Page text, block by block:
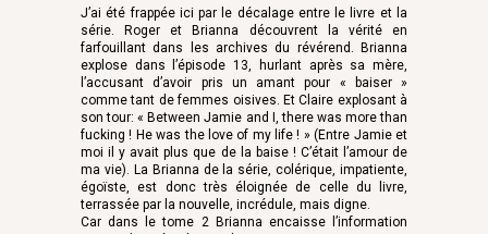
J’ai été frappée ici par le décalage entre le livre et la
série. Roger et Brianna découvrent la vérité en
farfouillant dans les archives du révérend. Brianna
explose dans l’épisode 13, hurlant après sa mère,
l’accusant d’avoir pris un amant pour « baiser »
comme tant de femmes oisives. Et Claire explosant à
son tour: « Between Jamie and I, there was more than
fucking ! He was the love of my life ! » (Entre Jamie et
moi il y avait plus que de la baise ! C’était l’amour de
ma vie). La Brianna de la série, colérique, impatiente,
égoïste, est donc très éloignée de celle du livre,
terrassée par la nouvelle, incrédule, mais digne.
Car dans le tome 2 Brianna encaisse l’information